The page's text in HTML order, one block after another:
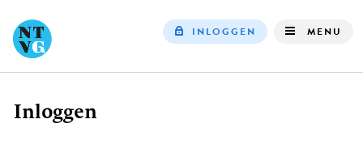
INLOGGEN MENU
Kruimelpad
Inloggen